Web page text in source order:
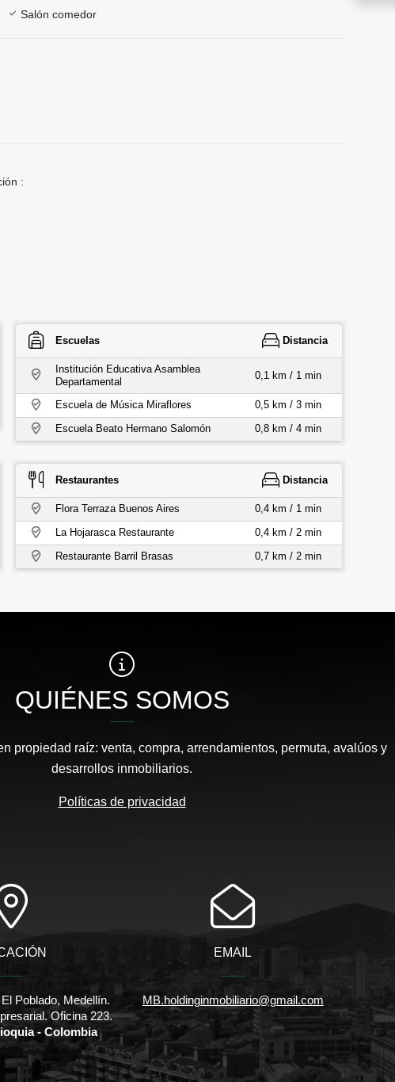
Salón comedor
:
Escuelas Distancia
Institución Educativa Asamblea
Departamental
0,1 km / 1 min
Escuela de Música Miraflores
0,5 km / 3 min
Escuela Beato Hermano Salomón
0,8 km / 4 min
Restaurantes Distancia
Flora Terraza Buenos Aires
0,4 km / 1 min
La Hojarasca Restaurante
0,4 km / 2 min
Restaurante Barril Brasas
0,7 km / 2 min
QUIÉNES SOMOS
propiedad raíz: venta, compra, arrendamientos, permuta, avalúos y
desarrollos inmobiliarios.
Políticas de privacidad
Poblado, Medellín.
Oficina 223.
- Colombia
EMAIL
MB.holdinginmobiliario@gmail.com